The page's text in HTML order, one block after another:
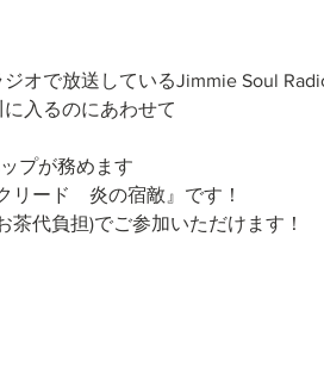
オで放送しているJimmie Soul
入るのにあわせて
プが務めます
ード　炎の宿敵』です！
代負担)でご参加いただけます！